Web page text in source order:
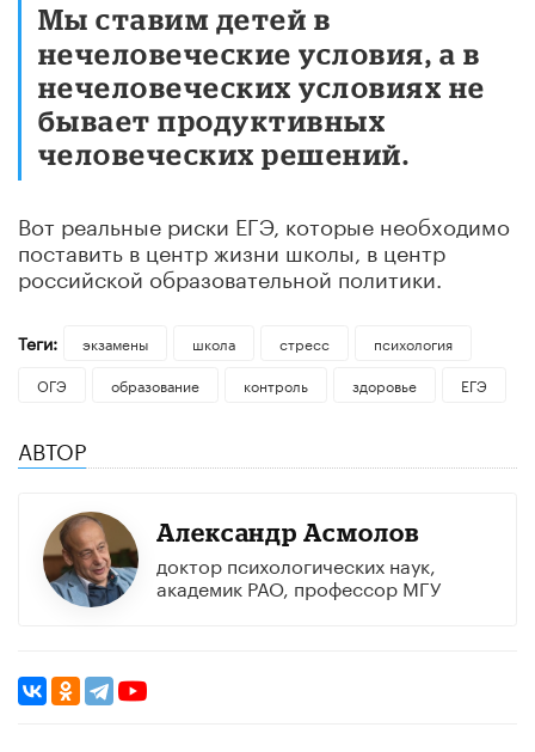
Мы ставим детей в
нечеловеческие условия, а в
нечеловеческих условиях не
бывает продуктивных
человеческих решений.
Вот реальные риски ЕГЭ, которые необходимо
поставить в центр жизни школы, в центр
российской образовательной политики.
Теги: экзамены школа стресс
психология
ОГЭ
образование контроль здоровье ЕГЭ
АВТОР
Александр Асмолов
доктор психологических наук,
академик РАО, профессор МГУ